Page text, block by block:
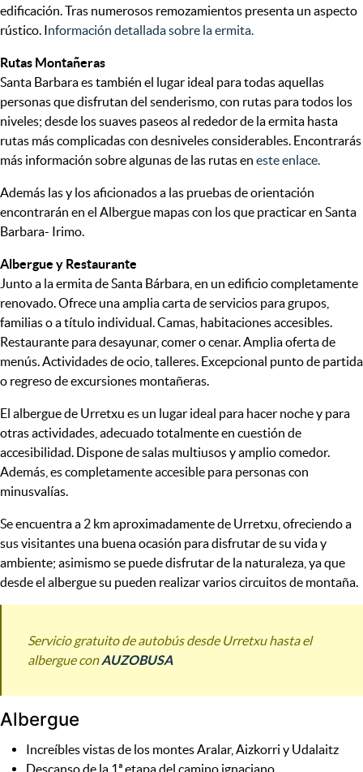
edificación. Tras numerosos remozamientos presenta un aspecto
rústico. I nformación detallada sobre la ermita.
Rutas Montañeras
Santa Barbara es también el lugar ideal para todas aquellas
personas que disfrutan del senderismo, con rutas para todos los
niveles; desde los suaves paseos al rededor de la ermita hasta
rutas más complicadas con desniveles considerables. Encontrarás
más información sobre algunas de las rutas en este enlace.
Además las y los aficionados a las pruebas de orientación
encontrarán en el Albergue mapas con los que practicar en Santa
Barbara- Irimo.
Albergue y Restaurante
Junto a la ermita de Santa Bárbara, en un edificio completamente
renovado. Ofrece una amplia carta de servicios para grupos,
familias o a título individual. Camas, habitaciones accesibles.
Restaurante para desayunar, comer o cenar. Amplia oferta de
menús. Actividades de ocio, talleres. Excepcional punto de partida
o regreso de excursiones montañeras.
El albergue de Urretxu es un lugar ideal para hacer noche y para
otras actividades, adecuado totalmente en cuestión de
accesibilidad. Dispone de salas multiusos y amplio comedor.
Además, es completamente accesible para personas con
minusvalías.
Se encuentra a 2 km aproximadamente de Urretxu, ofreciendo a
sus visitantes una buena ocasión para disfrutar de su vida y
ambiente; asimismo se puede disfrutar de la naturaleza, ya que
desde el albergue su pueden realizar varios circuitos de montaña.
Servicio gratuito de autobús desde Urretxu hasta el
albergue conAUZOBUSA
Albergue
Increíbles vistas de los montes Aralar, Aizkorri y Udalaitz
Descanso de la 1ª etapa del camino ignaciano